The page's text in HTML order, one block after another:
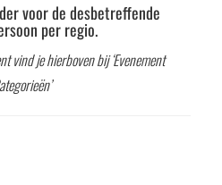
voor de desbetreffende
per regio.
vind je hierboven bij ‘Evenement